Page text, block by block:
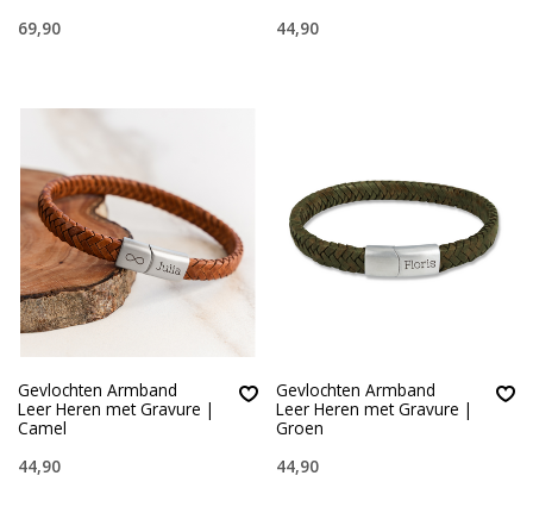
69,90
44,90
Gevlochten Armband
Leer Heren met Gravure |
Camel
44,90
Gevlochten Armband
Leer Heren met Gravure |
Groen
44,90